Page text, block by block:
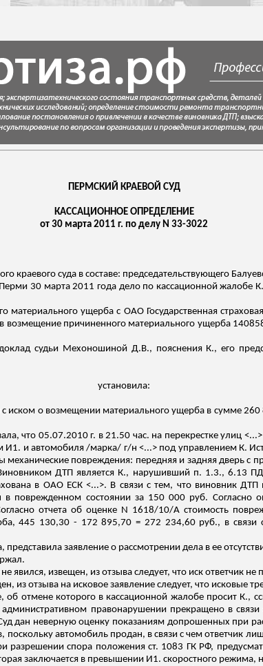
ПЕРМСКИЙ КРАЕВОЙ СУД
КАССАЦИОННОЕ ОПРЕДЕЛЕНИЕ
от 30 марта 2011 г. по делу N 33-3022
краевого суда в составе: председательствующего
30 марта 2011 года дело по кассационной жалобе
материального ущерба с ОАО Государственная
возмещение причиненного материального ущерба
судьи Мехоношиной Д.В., пояснения К., его
установила:
иском о возмещении материального ущерба в сумме 260
что 05.07.2010 г. в 21.50 час. на перекрестке улиц
и автомобиля /марка/ г/н <...> под управлением К.
повреждения: передняя и задняя дверь с
ДТП является К., нарушивший п. 1.3., 6.13
в ОАО ЕСК <...>. В связи с тем, что виновник
поврежденном состоянии за 150 000 руб. Согласно
отчета об оценке N 1618/10/А стоимость
445 130,30 - 172 895,70 = 272 234,60 руб., в связи
заявление о рассмотрении дела в ее
явился, извещен, из отзыва следует, что иск ответчик не
из отзыва на исковое заявление следует, что исковые
отмене которого в кассационной жалобе просит К.,
правонарушении прекращено в связи
дан неверную оценку показаниям допрошенных при
поскольку автомобиль продан, всвязи с чем ответчик
разрешении спора положения ст. 1083 ГК РФ,
заключается в превышении И1. скоростного режима,